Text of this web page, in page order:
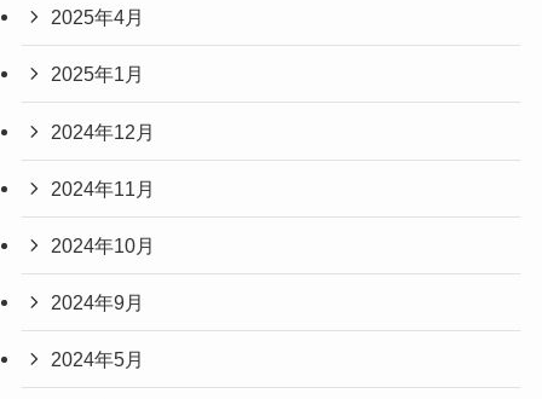
2025年4月
2025年1月
2024年12月
2024年11月
2024年10月
2024年9月
2024年5月